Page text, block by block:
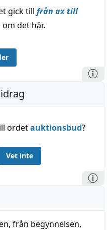
gick till från ax till
det här.
ordetauktionsbud?
Vet inte
, från begynnelsen,